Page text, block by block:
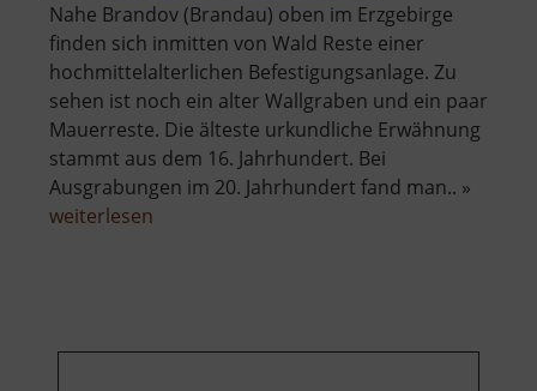
Nahe Brandov (Brandau) oben im Erzgebirge
finden sich inmitten von Wald Reste einer
hochmittelalterlichen Befestigungsanlage. Zu
sehen ist noch ein alter Wallgraben und ein paar
Mauerreste. Die älteste urkundliche Erwähnung
stammt aus dem 16. Jahrhundert. Bei
Ausgrabungen im 20. Jahrhundert fand man.. »
weiterlesen